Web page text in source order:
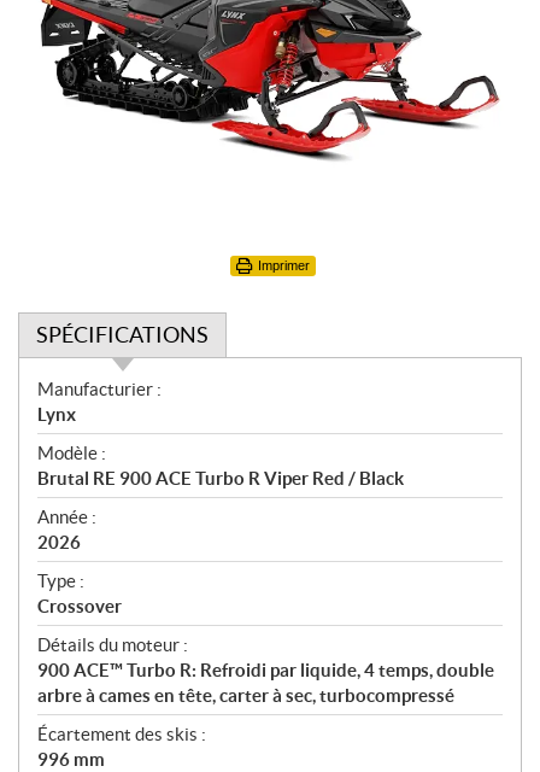
Imprimer
SPÉCIFICATIONS
S
p
é
c
i
f
i
c
a
t
i
o
n
s
Manufacturier :
Lynx
Modèle :
Brutal RE 900 ACE Turbo R Viper Red / Black
Année :
2026
Type :
Crossover
Détails du moteur :
900 ACE™ Turbo R: Refroidi par liquide, 4 temps, double
arbre à cames en tête, carter à sec, turbocompressé
Écartement des skis :
996 mm